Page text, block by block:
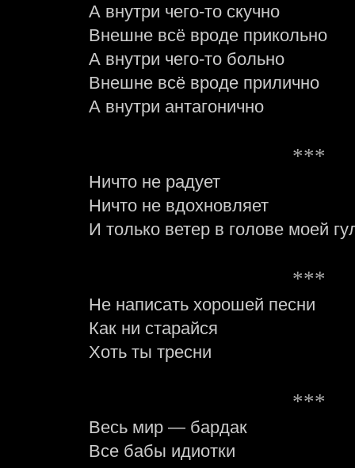
А внутри чего-то скучно
Внешне всё вроде прикольно
А внутри чего-то больно
Внешне всё вроде прилично
А внутри антагонично
***
Ничто не радует
Ничто не вдохновляет
И только ветер в голове моей
***
Не написать хорошей песни
Как ни старайся
Хоть ты тресни
***
Весь мир — бардак
Все бабы идиотки